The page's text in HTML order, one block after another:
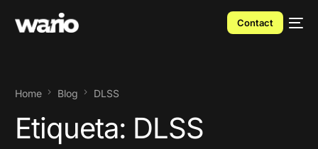
Contact
Home Blog DLSS
Etiqueta: DLSS